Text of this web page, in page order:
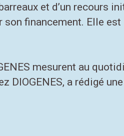
et d’un recours
son financement. Elle est
mesurent au
DIOGENES, a rédigé